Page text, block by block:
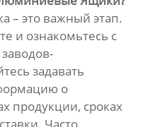
– это важный этап.
и ознакомьтесь с
задавать
о
продукции, сроках